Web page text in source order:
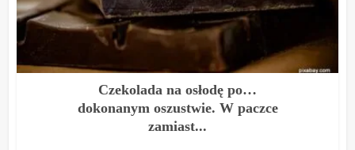
Czekolada na osłodę po…
dokonanym oszustwie. W paczce
zamiast...